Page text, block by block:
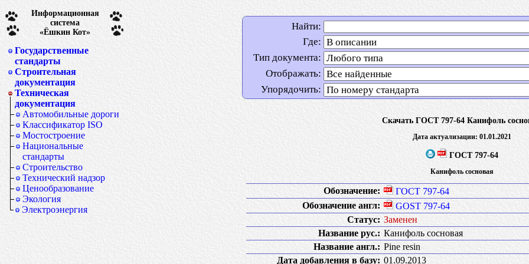
Информационная
система
«Ёшкин Кот»
Государственные
стандарты
Строительная
документация
Техническая
документация
Автомобильные дороги
Классификатор ISO
Мостостроение
Национальные
стандарты
Строительство
Технический надзор
Ценообразование
Экология
Электроэнергия
Найти:
Где:
Тип документа:
Отображать:
Упорядочить:
Скачать ГОСТ 797-64 Канифоль
Дата актуализации: 01.01.2021
ГОСТ 797-64
Канифоль сосновая
Обозначение:
ГОСТ 797-64
Обозначение англ:
GOST 797-64
Статус: Заменен
Название рус.: Канифоль сосновая
Название англ.: Pine resin
Дата добавления в базу: 01.09.2013